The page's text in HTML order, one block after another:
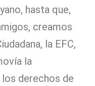
hasta que,
creamos
la EFC,
la
los derechos de